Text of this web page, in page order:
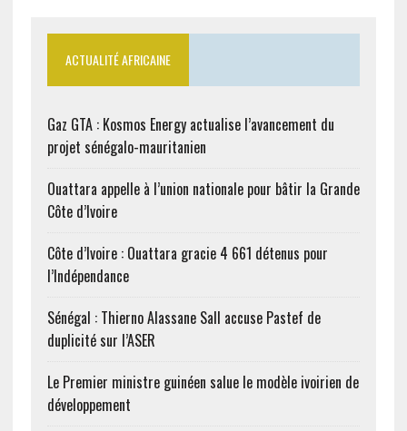
ACTUALITÉ AFRICAINE
Gaz GTA : Kosmos Energy actualise l’avancement du
projet sénégalo-mauritanien
Ouattara appelle à l’union nationale pour bâtir la Grande
Côte d’Ivoire
Côte d’Ivoire : Ouattara gracie 4 661 détenus pour
l’Indépendance
Sénégal : Thierno Alassane Sall accuse Pastef de
duplicité sur l’ASER
Le Premier ministre guinéen salue le modèle ivoirien de
développement